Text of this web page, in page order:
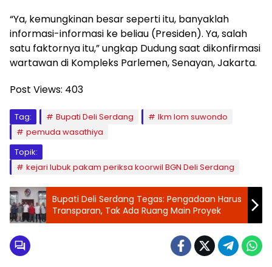
“Ya, kemungkinan besar seperti itu, banyaklah
informasi-informasi ke beliau (Presiden). Ya, salah
satu faktornya itu,” ungkap Dudung saat dikonfirmasi
wartawan di Kompleks Parlemen, Senayan, Jakarta.
Post Views: 403
Tag: Bupati Deli Serdang
lkm lom suwondo
pemuda wasathiya
Topik:
kejari lubuk pakam periksa koorwil BGN Deli Serdang
Bupati Deli Serdang Tegas: Pengadaan Harus
Transparan, Tak Ada Ruang Main Proyek